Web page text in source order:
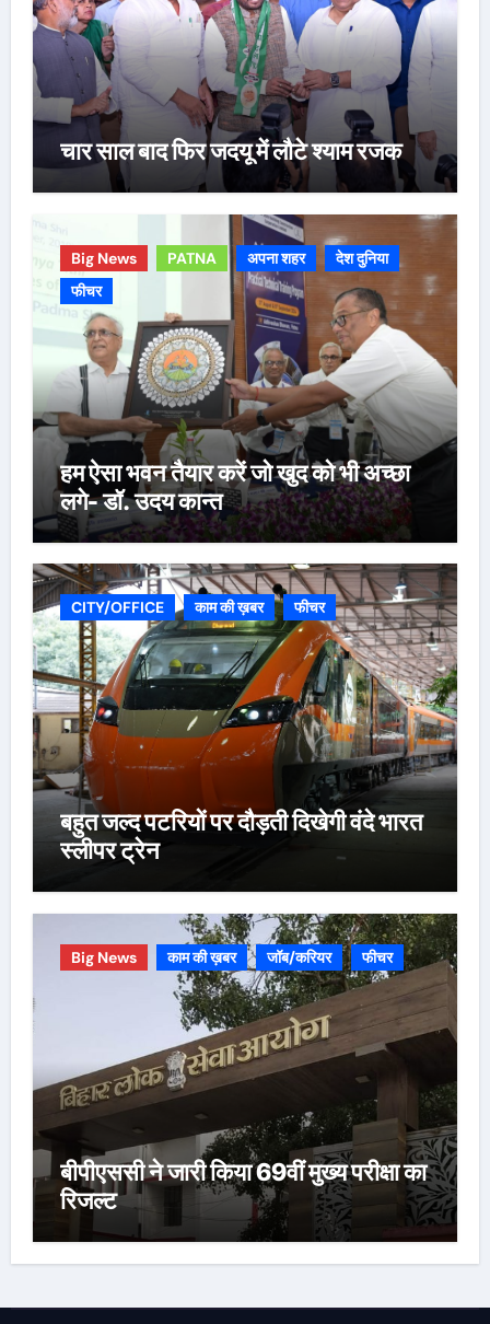
चार साल बाद फिर जदयू में लौटे श्याम रजक
Big News PATNA अपना शहर
देश दुनिया
फीचर
हम ऐसा भवन तैयार करें जो खुद को भी अच्छा
लगे- डॉ. उदय कान्त
CITY/OFFICE काम की ख़बर फीचर
बहुत जल्द पटरियों पर दौड़ती दिखेगी वंदे भारत
स्लीपर ट्रेन
Big News काम की ख़बर जॉब/करियर फीचर
बीपीएससी ने जारी किया 69वीं मुख्य परीक्षा का
रिजल्ट